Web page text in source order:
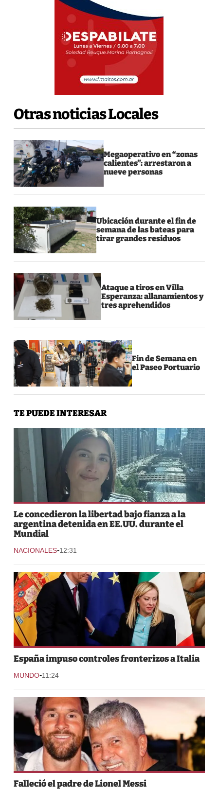
Otras noticias Locales
Megaoperativo en “zonas
calientes”: arrestaron a
nueve personas
Ubicación durante el fin de
semana de las bateas para
tirar grandes residuos
Ataque a tiros en Villa
Esperanza: allanamientos y
tres aprehendidos
Fin de Semana en
el Paseo Portuario
TE PUEDE INTERESAR
Le concedieron la libertad bajo fianza a la
argentina detenida en EE.UU. durante el
Mundial
NACIONALES-12:31
España impuso controles fronterizos a Italia
MUNDO-11:24
Falleció el padre de Lionel Messi